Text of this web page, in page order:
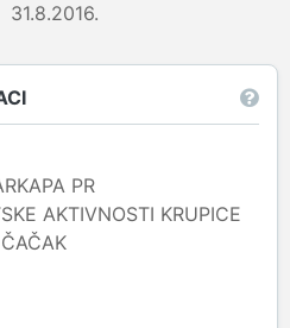
31.8.2016.
PR
AKTIVNOSTI KRUPICE